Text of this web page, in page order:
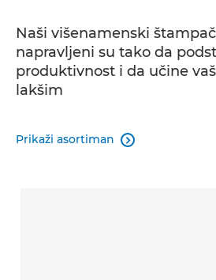
SRODNI PROIZVODI
Naši višenamenski
napravljeni su tako da
produktivnost i da učine
lakšim
Prikaži asortiman 